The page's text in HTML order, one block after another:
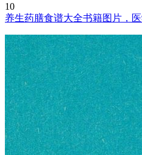
10
养生药膳食谱大全书籍图片，